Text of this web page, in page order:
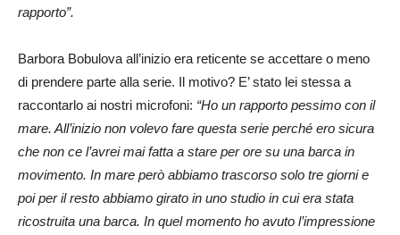
rapporto”.
Barbora Bobulova all’inizio era reticente se accettare o meno
di prendere parte alla serie. Il motivo? E’ stato lei stessa a
raccontarlo ai nostri microfoni: “Ho un rapporto pessimo con il
mare. All’inizio non volevo fare questa serie perché ero sicura
che non ce l’avrei mai fatta a stare per ore su una barca in
movimento. In mare però abbiamo trascorso solo tre giorni e
poi per il resto abbiamo girato in uno studio in cui era stata
ricostruita una barca. In quel momento ho avuto l’impressione